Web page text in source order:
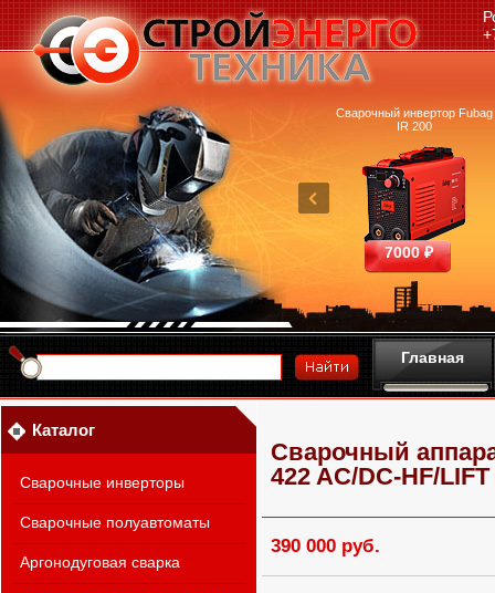
аппарат Ресанта
САИПА-200 ММА
25390 ₽
Машина термической резки
FUBAG INCUT10
460700 ₽
Сварочный инвертор Fubag
IR 200
7000 ₽
Главная
Каталог
Сварочные инверторы
Сварочные полуавтоматы
Аргонодуговая сварка
Сварочный
422 AC/DC-HF/
390 000 руб.